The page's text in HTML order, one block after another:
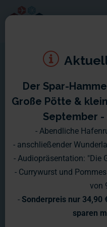
Der Spar-
Große Pötte &
September
- Abendliche
- anschließender
- Audiopräsentation: "Die
- Currywurst und
von
- Sonderpreis nur 34,90
sparen